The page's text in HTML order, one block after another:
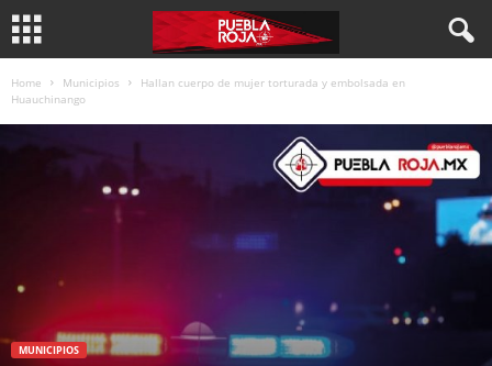
Home Municipios
Hallan cuerpo de mujer torturada y embolsada en
Huauchinango
MUNICIPIOS